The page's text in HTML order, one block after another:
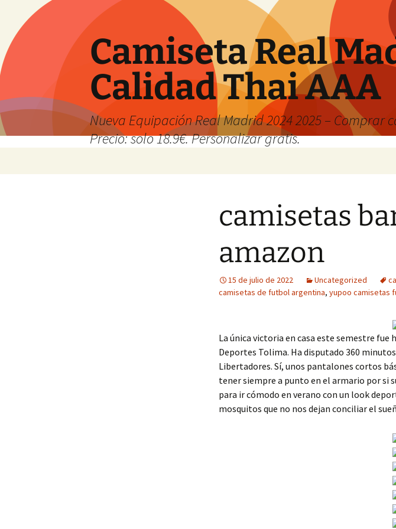
Camiseta Real
Calidad Thai AAA
Nueva Equipación Real Madrid 2024 2025 –
Precio: solo 18.9€. Personalizar gratis.
camisetas
amazon
15 de julio de 2022 Uncategorized
camisetas de futbol argentina, yupoo camisetas
La única victoria en casa este semestre fue
Deportes Tolima. Ha disputado 360
Libertadores. Sí, unos pantalones cortos
tener siempre a punto en el armario por si
para ir cómodo en verano con un look
mosquitos que no nos dejan conciliar el